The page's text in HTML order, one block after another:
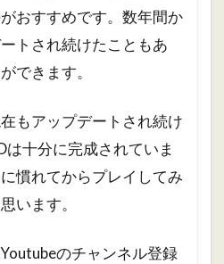
おすすめです。数年間か
トされ続けたこともあ
できます。
もアップデートされ続け
十分に完成されていま
慣れてからプレイしてみ
います。
のチャンネル登録